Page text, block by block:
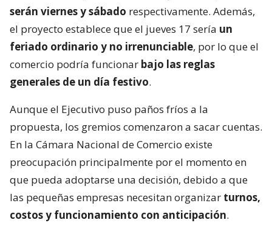
serán viernes y sábado respectivamente. Además,
el proyecto establece que el jueves 17 sería un
feriado ordinario y no irrenunciable, por lo que el
comercio podría funcionar bajo las reglas
generales de un día festivo.
Aunque el Ejecutivo puso paños fríos a la
propuesta, los gremios comenzaron a sacar cuentas.
En la Cámara Nacional de Comercio existe
preocupación principalmente por el momento en
que pueda adoptarse una decisión, debido a que
las pequeñas empresas necesitan organizar turnos,
costos y funcionamiento con anticipación.